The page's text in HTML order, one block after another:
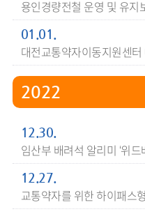
용인경량전철 운영 및 유지
01.01.
대전교통약자이동지원센터
2022
12.30.
임산부 배려석 알리미 ‘위드
12.27.
교통약자를 위한 하이패스